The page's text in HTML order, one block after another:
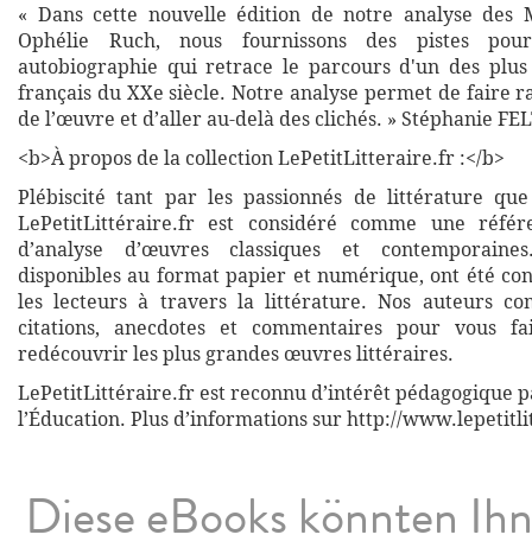
« Dans cette nouvelle édition de notre analyse des
Ophélie Ruch, nous fournissons des pistes
autobiographie qui retrace le parcours d'un des
français du XXe siècle. Notre analyse permet de faire
de l’œuvre et d’aller au-delà des clichés. » Stéphanie
<b>À propos de la collection LePetitLitteraire.fr :</b>
Plébiscité tant par les passionnés de littérature
LePetitLittéraire.fr est considéré comme une
d’analyse d’œuvres classiques et
disponibles au format papier et numérique, ont été
les lecteurs à travers la littérature. Nos auteurs
citations, anecdotes et commentaires pour vous
redécouvrir les plus grandes œuvres littéraires.
LePetitLittéraire.fr est reconnu d’intérêt pédagogique
l’Éducation. Plus d’informations sur http://
Diese eBooks könnten